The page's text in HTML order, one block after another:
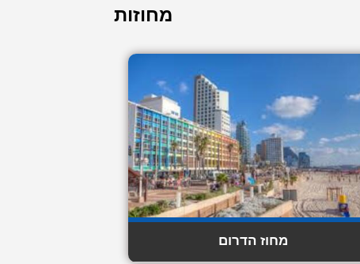
מחוזות
מחוז הדרום